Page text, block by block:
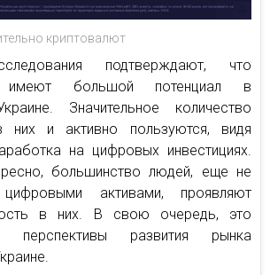
криптовалют
подтверждают, что
имеют большой потенциал в
Значительное количество
и активно пользуются, видя
на цифровых инвестициях.
большинство людей, еще не
активами, проявляют
в них. В свою очередь, это
перспективы развития рынка